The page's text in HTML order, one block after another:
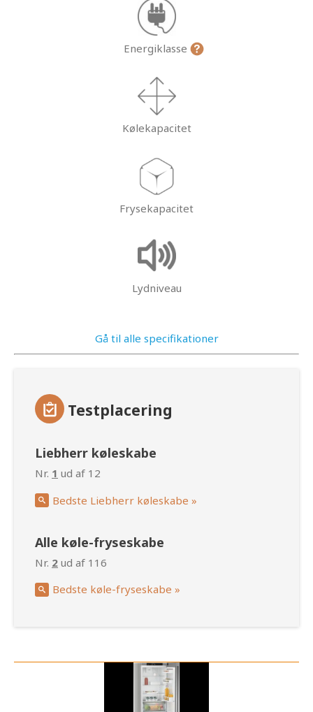
Energiklasse
Kølekapacitet
Frysekapacitet
Lydniveau
Gå til alle specifikationer
Testplacering
Liebherr køleskabe
Nr. 1 ud af 12
Bedste Liebherr køleskabe »
Alle køle-fryseskabe
Nr. 2 ud af 116
Bedste køle-fryseskabe »